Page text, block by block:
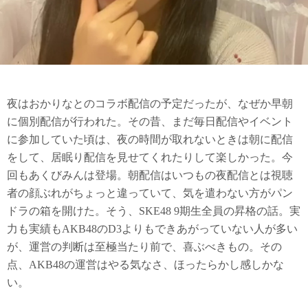
夜はおかりなとのコラボ配信の予定だったが、なぜか早朝
に個別配信が行われた。その昔、まだ毎日配信やイベント
に参加していた頃は、夜の時間が取れないときは朝に配信
をして、居眠り配信を見せてくれたりして楽しかった。今
回もあくびみんは登場。朝配信はいつもの夜配信とは視聴
者の顔ぶれがちょっと違っていて、気を遣わない方がパン
ドラの箱を開けた。そう、SKE48 9期生全員の昇格の話。実
力も実績もAKB48のD3よりもできあがっていない人が多い
が、運営の判断は至極当たり前で、喜ぶべきもの。その
点、AKB48の運営はやる気なさ、ほったらかし感しかな
い。